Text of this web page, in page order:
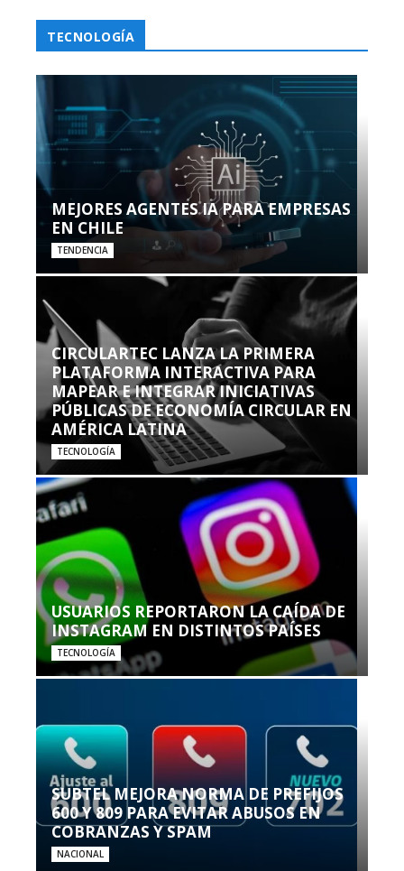
TECNOLOGÍA
MEJORES AGENTES IA PARA EMPRESAS
EN CHILE
TENDENCIA
CIRCULARTEC LANZA LA PRIMERA
PLATAFORMA INTERACTIVA PARA
MAPEAR E INTEGRAR INICIATIVAS
PÚBLICAS DE ECONOMÍA CIRCULAR EN
AMÉRICA LATINA
TECNOLOGÍA
USUARIOS REPORTARON LA CAÍDA DE
INSTAGRAM EN DISTINTOS PAÍSES
TECNOLOGÍA
SUBTEL MEJORA NORMA DE PREFIJOS
600 Y 809 PARA EVITAR ABUSOS EN
COBRANZAS Y SPAM
NACIONAL